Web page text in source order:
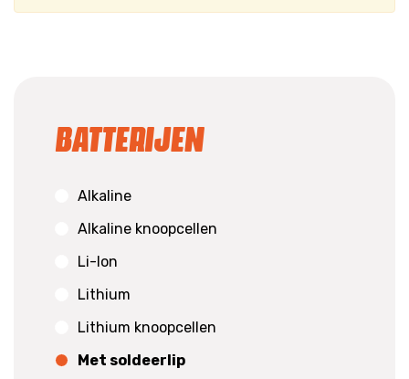
Batterijen
Alkaline
Alkaline knoopcellen
Li-Ion
Lithium
Lithium knoopcellen
Met soldeerlip